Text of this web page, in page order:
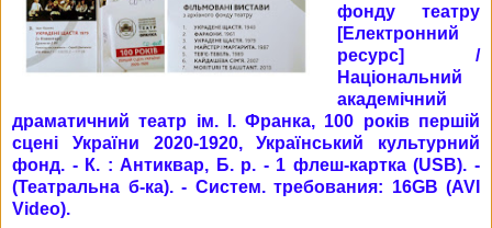
фонду театру
[Електронний
ресурс] /
Національний
академічний
драматичний театр ім. І. Франка, 100 років першій
сцені України 2020-1920, Український культурний
фонд. - К. : Антиквар, Б. р. - 1 флеш-картка (USB). -
(Театральна б-ка). - Систем. требования: 16GB (AVI
Video).